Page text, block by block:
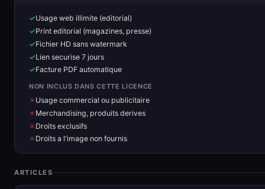
Usage web illimite (editorial)
Print editorial (magazines, presse)
Fichier HD sans watermark
Lien securise 7 jours
Facture PDF automatique
NON INCLUS DANS CETTE LICENCE
Usage commercial ou publicitaire
Merchandising, produits derives
Droits exclusifs
Droits a l'image non fournis
ARTICLES